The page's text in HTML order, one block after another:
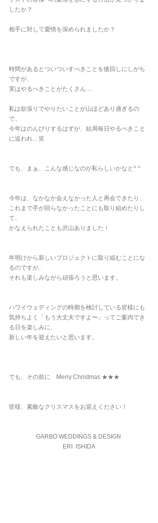
したか？
相手に対して愛情を深められましたか？
時間があるとついついすべきことを後回しにしがち
ですが、
実はやるべきことがたくさん....
私は欲張りでやりたいことが山ほどあり過ぎるの
で、
今年はのんびりするはずが、結局毎日やるべきこと
に追われ... 笑
でも、まぁ、こんな感じなのが私らしいかなと^ ^
今年は、なかなか会えなかった人と再会できたり、
これまで手が回らなかったことにも取り組めたりし
て、
かなえられたことも沢山ありました！
年明けから新しいプロジェクトに取り組むことにな
るのですが、
それも楽しみながら頑張ろうと思います。
ハワイウェディングの時期を検討している皆様にも
気持ちよく「もう大丈夫ですよ〜」ってご案内でき
る日を楽しみに、
新しい年を迎えたいと思います。
でも、その前に　Merry Christmas ★★★
皆様、素敵なクリスマスをお迎えください！
GARBO WEDDINGS & DESIGN
ERI  ISHIDA